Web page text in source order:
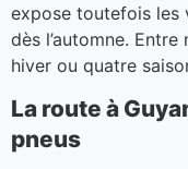
expose toutefois les
dès l’automne.
hiver ou quatre
La route à
pneus